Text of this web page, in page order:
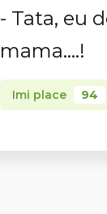
- Tata, eu
mama....!
Imi place 94